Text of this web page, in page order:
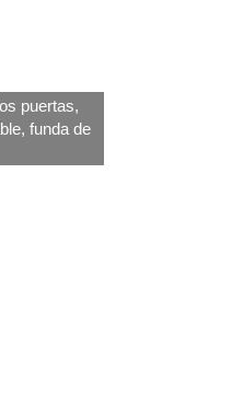
puertas,
funda de